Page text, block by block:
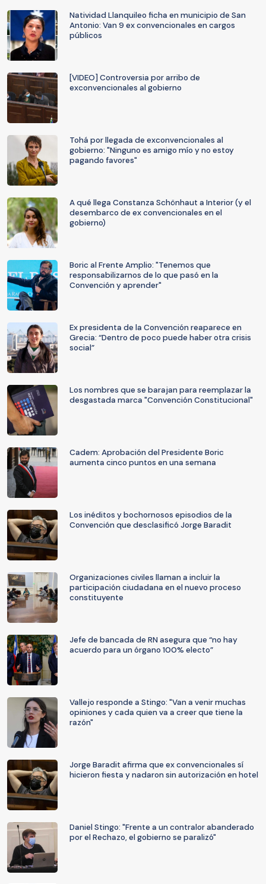
Natividad Llanquileo ficha en municipio de San
Antonio: Van 9 ex convencionales en cargos
públicos
[VIDEO] Controversia por arribo de
exconvencionales al gobierno
Tohá por llegada de exconvencionales al
gobierno: "Ninguno es amigo mío y no estoy
pagando favores"
A qué llega Constanza Schönhaut a Interior (y el
desembarco de ex convencionales en el
gobierno)
Boric al Frente Amplio: "Tenemos que
responsabilizarnos de lo que pasó en la
Convención y aprender"
Ex presidenta de la Convención reaparece en
Grecia: “Dentro de poco puede haber otra crisis
social”
Los nombres que se barajan para reemplazar la
desgastada marca "Convención Constitucional"
Cadem: Aprobación del Presidente Boric
aumenta cinco puntos en una semana
Los inéditos y bochornosos episodios de la
Convención que desclasificó Jorge Baradit
Organizaciones civiles llaman a incluir la
participación ciudadana en el nuevo proceso
constituyente
Jefe de bancada de RN asegura que “no hay
acuerdo para un órgano 100% electo”
Vallejo responde a Stingo: "Van a venir muchas
opiniones y cada quien va a creer que tiene la
razón"
Jorge Baradit afirma que ex convencionales sí
hicieron fiesta y nadaron sin autorización en hotel
Daniel Stingo: "Frente a un contralor abanderado
por el Rechazo, el gobierno se paralizó"